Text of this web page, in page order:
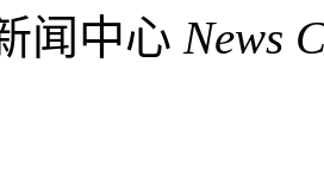
闻中心 News